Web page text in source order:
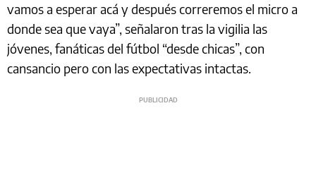
vamos a esperar acá y después correremos el micro a
donde sea que vaya”, señalaron tras la vigilia las
jóvenes, fanáticas del fútbol “desde chicas”, con
cansancio pero con las expectativas intactas.